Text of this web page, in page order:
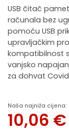
USB čitač
računala bez
pomoću USB
upravljačkim
kompatibilnost
vanjsko
za dohvat
Naša najniža cijena:
10,06 €